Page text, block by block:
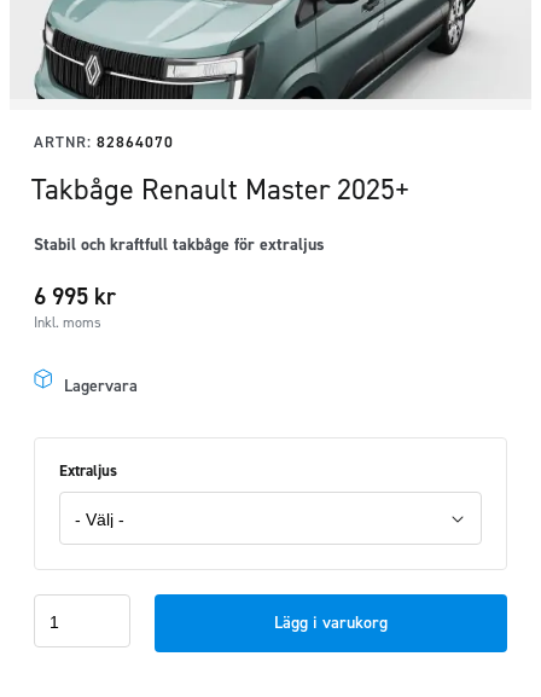
ARTNR: 82864070
Takbåge Renault Master 2025+
Stabil och kraftfull takbåge för extraljus
6 995 kr
Inkl. moms
Lagervara
Extraljus
Lägg i varukorg